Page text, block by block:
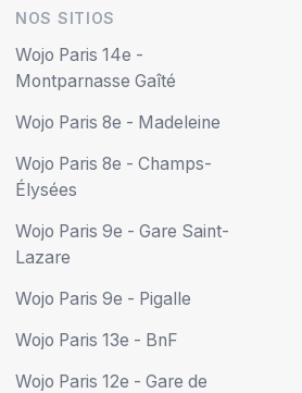
NOS SITIOS
Wojo Paris 14e -
Montparnasse Gaîté
Wojo Paris 8e - Madeleine
Wojo Paris 8e - Champs-
Élysées
Wojo Paris 9e - Gare Saint-
Lazare
Wojo Paris 9e - Pigalle
Wojo Paris 13e - BnF
Wojo Paris 12e - Gare de